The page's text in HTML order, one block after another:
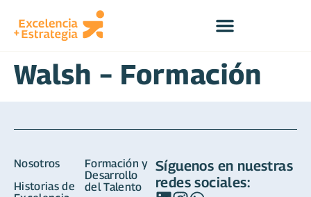
Walsh – Formación
Síguenos en nuestras
redes sociales:
Nosotros
Historias de
Formación y
Desarrollo
del Talento